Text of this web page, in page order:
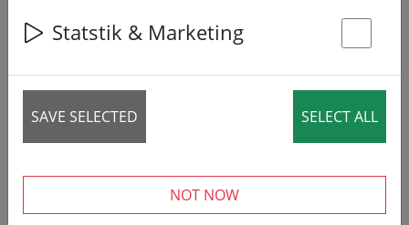
Statstik & Marketing
SAVE SELECTED SELECT ALL
NOT NOW